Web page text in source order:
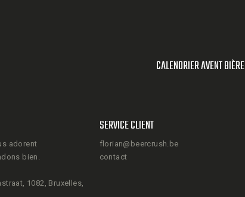
CALENDRIER AVENT BIÈRE
adorent
bien.
1082, Bruxelles,
SERVICE CLIENT
florian@beercrush.be
contact